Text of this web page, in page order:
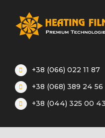
+38 (066) 022 11 87
+38 (068) 389 24 56
+38 (044) 325 00 43